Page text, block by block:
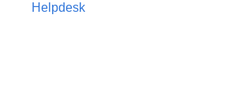
Helpdesk